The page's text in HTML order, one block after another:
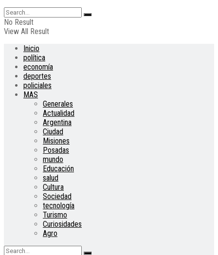
No Result
View All Result
Inicio
política
economía
deportes
policiales
MAS
Generales
Actualidad
Argentina
Ciudad
Misiones
Posadas
mundo
Educación
salud
Cultura
Sociedad
tecnología
Turismo
Curiosidades
Agro